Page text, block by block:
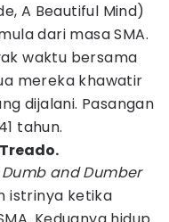
A Beautiful Mind)
dari masa SMA.
waktu bersama
mereka khawatir
dijalani. Pasangan
tahun.
Dumb and Dumber
istrinya ketika